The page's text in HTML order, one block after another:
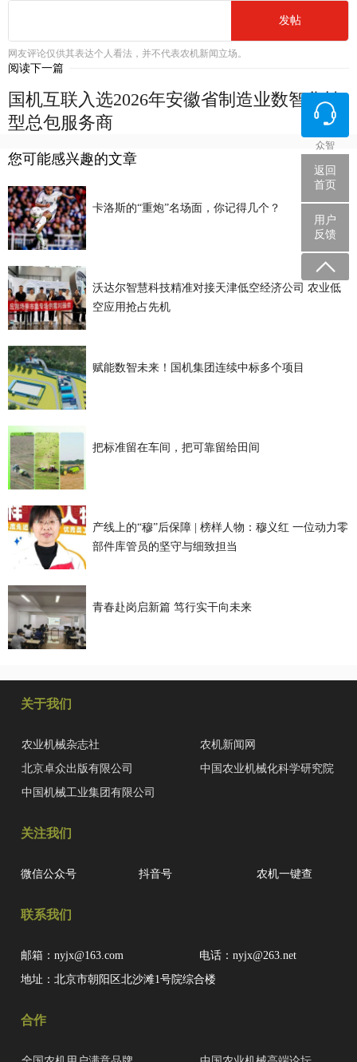
发帖
网友评论仅供其表达个人看法，并不代表农机新闻立场。
阅读下一篇
国机互联入选2026年安徽省制造业数智化转
型总包服务商
您可能感兴趣的文章
卡洛斯的“重炮”名场面，你记得几个？
沃达尔智慧科技精准对接天津低空经济公司 农业低
空应用抢占先机
赋能数智未来！国机集团连续中标多个项目
把标准留在车间，把可靠留给田间
产线上的“穆”后保障 | 榜样人物：穆义红 一位动力零
部件库管员的坚守与细致担当
青春赴岗启新篇 笃行实干向未来
众智
返回
首页
用户
反馈
关于我们
农业机械杂志社
农机新闻网
北京卓众出版有限公司
中国农业机械化科学研究院
中国机械工业集团有限公司
关注我们
微信公众号 抖音号 农机一键查
联系我们
邮箱：nyjx@163.com
电话：nyjx@263.net
地址：北京市朝阳区北沙滩1号院综合楼
合作